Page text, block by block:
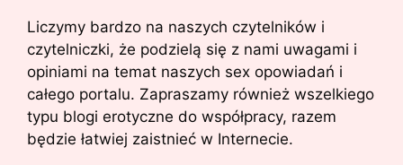
Liczymy bardzo na naszych czytelników i
czytelniczki, że podzielą się z nami uwagami i
opiniami na temat naszych sex opowiadań i
całego portalu. Zapraszamy również wszelkiego
typu blogi erotyczne do współpracy, razem
będzie łatwiej zaistnieć w Internecie.